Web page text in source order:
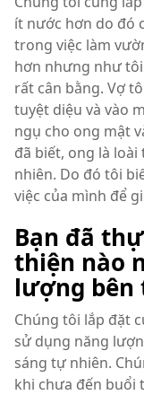
ít nước hơn do đó
trong việc làm
hơn nhưng như tôi
rất cân bằng. Vợ
tuyệt diệu và vào
ngụ cho ong mật
đã biết, ong là
nhiên. Do đó tôi
việc của mình để
Bạn đã
thiện nào
lượng bên
Chúng tôi lắp đặt
sử dụng năng
sáng tự nhiên.
khi chưa đến buổi